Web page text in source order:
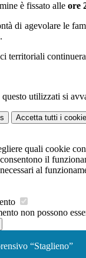
è fissato alle ore
di agevolare le
utilizzati si
Accetta tutti i
quali cookie
il
al
non possono
“Staglieno”